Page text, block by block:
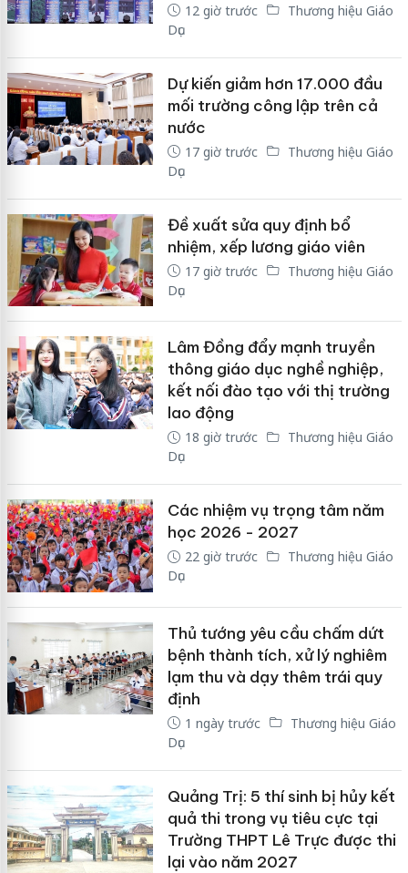
12 giờ trước
Thương hiệu Giáo
Dục
Dự kiến giảm hơn 17.000 đầu
mối trường công lập trên cả
nước
17 giờ trước
Thương hiệu Giáo
Dục
Đề xuất sửa quy định bổ
nhiệm, xếp lương giáo viên
17 giờ trước
Thương hiệu Giáo
Dục
Lâm Đồng đẩy mạnh truyền
thông giáo dục nghề nghiệp,
kết nối đào tạo với thị trường
lao động
18 giờ trước
Thương hiệu Giáo
Dục
Các nhiệm vụ trọng tâm năm
học 2026 - 2027
22 giờ trước
Thương hiệu Giáo
Dục
Thủ tướng yêu cầu chấm dứt
bệnh thành tích, xử lý nghiêm
lạm thu và dạy thêm trái quy
định
1 ngày trước
Thương hiệu Giáo
Dục
Quảng Trị: 5 thí sinh bị hủy kết
quả thi trong vụ tiêu cực tại
Trường THPT Lê Trực được thi
lại vào năm 2027